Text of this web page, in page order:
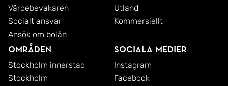
Värdebevakaren
Socialt ansvar
Ansök om bolån
Utland
Kommersiellt
Områden
Stockholm innerstad
Stockholm
Sociala medier
Instagram
Facebook